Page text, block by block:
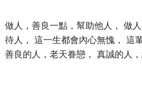
做人，善良一點，幫助他人， 做
待人， 這一生都會內心無愧， 這
善良的人，老天眷戀， 真誠的人，